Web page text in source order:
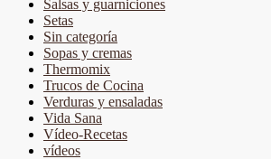
Salsas y guarniciones
Setas
Sin categoría
Sopas y cremas
Thermomix
Trucos de Cocina
Verduras y ensaladas
Vida Sana
Vídeo-Recetas
vídeos